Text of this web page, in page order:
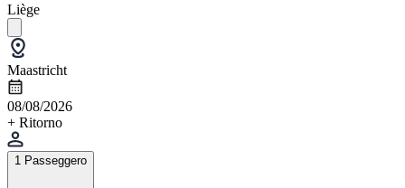
Liège
Maastricht
08/08/2026
+ Ritorno
1 Passeggero